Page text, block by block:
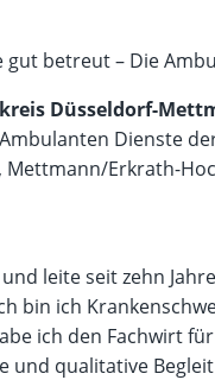
Düsseldorf-
Dienste
Erkrath-
leite seit zehn
bin ich
ich den Fachwirt
und qualitative